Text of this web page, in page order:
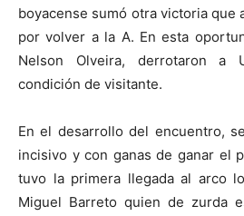
boyacense sumó otra victoria que
por volver a la A. En esta
Nelson Olveira, derrotaron a
condición de visitante.
En el desarrollo del encuentro,
incisivo y con ganas de ganar el
tuvo la primera llegada al arco
Miguel Barreto quien de zurda